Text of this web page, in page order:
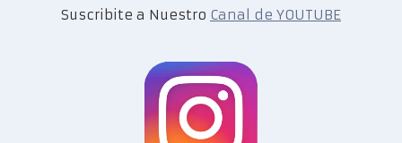
Suscribite a Nuestro Canal de YOUTUBE